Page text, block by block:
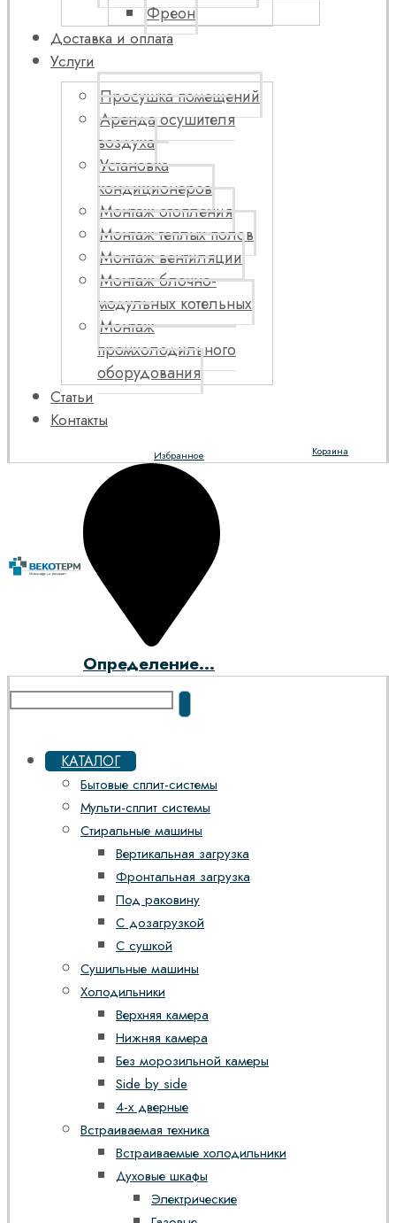
Фреон
Доставка и оплата
Услуги
Просушка помещений
Аренда осушителя
воздуха
Установка
кондиционеров
Монтаж отопления
Монтаж теплых полов
Монтаж вентиляции
Монтаж блочно-
модульных котельных
Монтаж
промхолодильного
оборудования
Статьи
Контакты
Корзина
Избранное
Определение...
КАТАЛОГ
Бытовые сплит-системы
Мульти-сплит системы
Стиральные машины
Вертикальная загрузка
Фронтальная загрузка
Под раковину
С дозагрузкой
С сушкой
Сушильные машины
Холодильники
Верхняя камера
Нижняя камера
Без морозильной камеры
Side by side
4-х дверные
Встраиваемая техника
Встраиваемые холодильники
Духовые шкафы
Электрические